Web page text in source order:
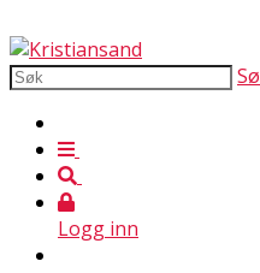
Logg inn